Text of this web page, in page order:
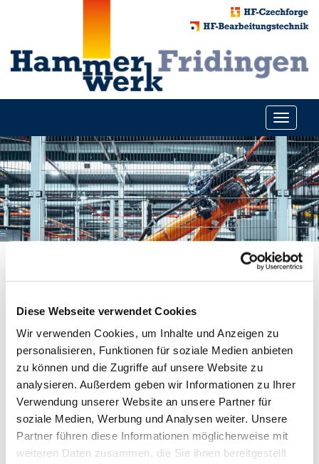
Diese Webseite verwendet Cookies
Wir verwenden Cookies, um Inhalte und Anzeigen zu
personalisieren, Funktionen für soziale Medien anbieten
zu können und die Zugriffe auf unsere Website zu
analysieren. Außerdem geben wir Informationen zu Ihrer
Verwendung unserer Website an unsere Partner für
soziale Medien, Werbung und Analysen weiter. Unsere
Partner führen diese Informationen möglicherweise mit
weiteren Daten zusammen, die Sie ihnen bereitgestellt
Toggle
HAMMERWERK
FRIDINGEN ERHÄLT
AWARD ALS TOP-
PERFORMER IN DER
OTIF 95 INITIATIVE VON
KION